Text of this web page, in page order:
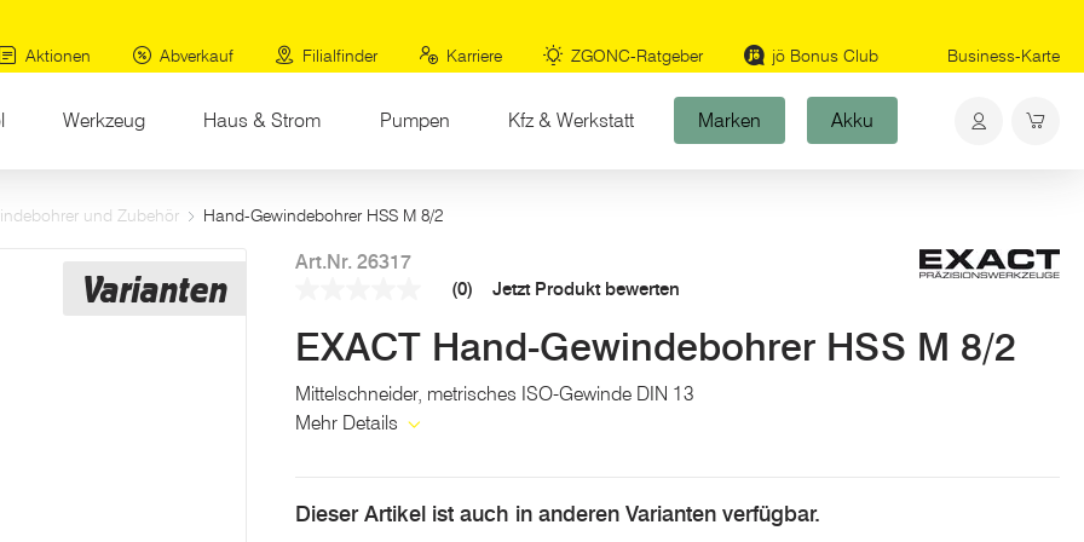
Aktionen
Abverkauf Filialfinder Karriere ZGONC-Ratgeber jö Bonus Club Business-Karte
Werkzeug Haus & Strom Pumpen Kfz & Werkstatt Marken Akku
und Zubehör Hand-Gewindebohrer HSS M 8/2
Varianten
Art.Nr. 26317
Link
auf
Seite.
(0) Jetzt Produkt bewerten
EXACT Hand-Gewindebohrer HSS M 8/2
Mittelschneider, metrisches ISO-Gewinde DIN 13
Mehr Details
Dieser Artikel ist auch in anderen Varianten verfügbar.